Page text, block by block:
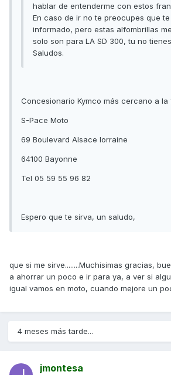
hablar de entenderme con estos
En caso de ir no te preocupes que
informado, pero estas alfombrillas
solo son para LA SD 300, tu no
Saludos.
Concesionario Kymco más cercano a la
S-Pace Moto
69 Boulevard Alsace lorraine
64100 Bayonne
Tel 05 59 55 96 82
Espero que te sirva, un saludo,
que si me sirve........Muchisimas gracias,
a ahorrar un poco e ir para ya, a ver si
igual vamos en moto, cuando mejore un
4 meses más tarde...
jmontesa